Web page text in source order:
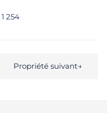
1 254
Propriété suivant→